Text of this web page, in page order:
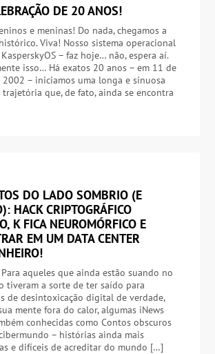
DE 20 ANOS!
e meninas! Do nada, chegamos a
Viva! Nosso sistema operacional
– faz hoje… não, espera aí.
isso… Há exatos 20 anos – em 11 de
– iniciamos uma longa e sinuosa
que, de fato, ainda se encontra
DO LADO SOMBRIO (E
HACK CRIPTOGRÁFICO
K FICA NEUROMÓRFICO E
EM UM DATA CENTER
aqueles que ainda estão suando no
tiveram a sorte de ter saído para
de desintoxicação digital de verdade,
mente fora do calor, algumas iNews
conhecidas como Contos obscuros
– histórias ainda mais
e difíceis de acreditar do mundo […]